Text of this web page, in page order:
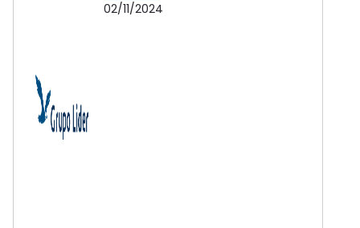
02/11/2024